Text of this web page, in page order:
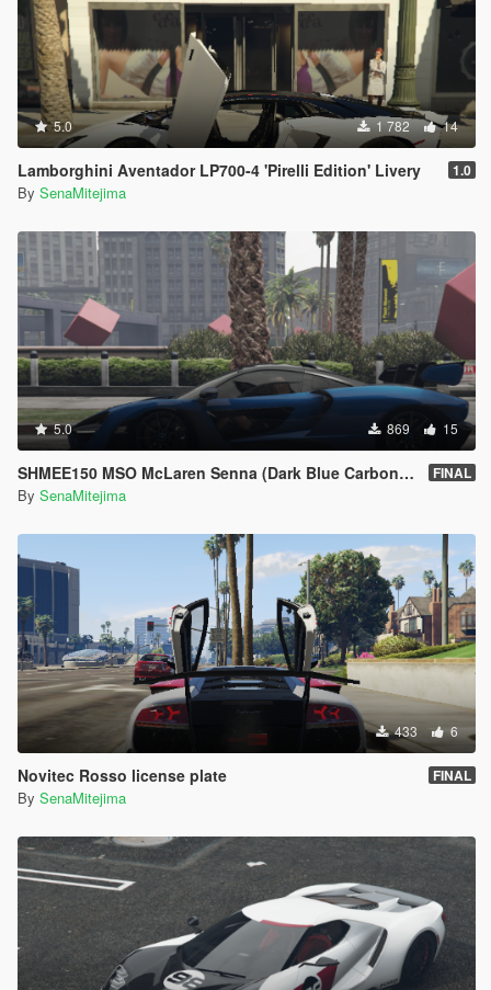
5.0 1 782 14
Lamborghini Aventador LP700-4 'Pirelli Edition' Livery 1.0
By SenaMitejima
5.0 869 15
SHMEE150 MSO McLaren Senna (Dark Blue Carbon Fiber) [Livery] FINAL
By SenaMitejima
433 6
Novitec Rosso license plate FINAL
By SenaMitejima